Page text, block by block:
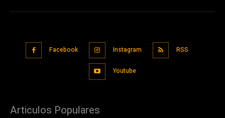
Facebook Instagram RSS
Youtube
Articulos Populares